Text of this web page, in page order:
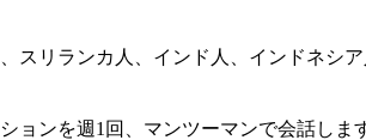
スリランカ人、インド人、インドネシ
ョンを週1回、マンツーマンで会話し